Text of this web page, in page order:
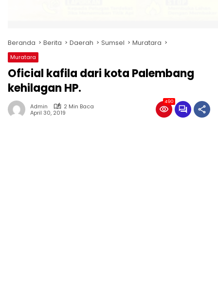
Beranda Berita Daerah Sumsel Muratara
Muratara
Oficial kafila dari kota Palembang
kehilagan HP.
Admin
2 Min Baca
April 30, 2019
490